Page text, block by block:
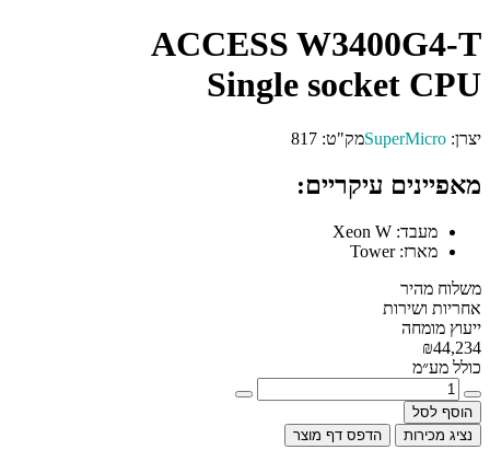
ACCESS
Single socket
מק"ט:817
עיקריים:
הדפס דף מוצר